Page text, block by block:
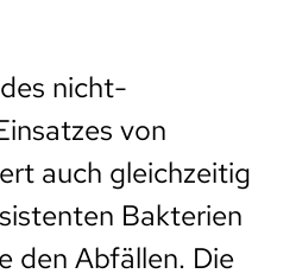
nicht-
von
auch gleichzeitig
Bakterien
den Abfällen. Die